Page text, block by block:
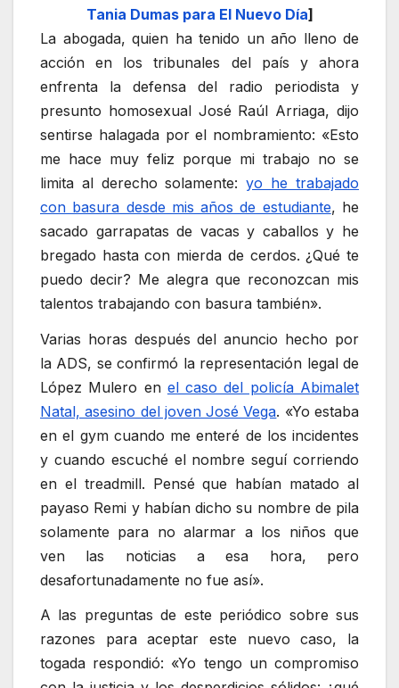
Tania Dumas para El Nuevo Día]
La abogada, quien ha tenido un año lleno de
acción en los tribunales del país y ahora
enfrenta la defensa del radio periodista y
presunto homosexual José Raúl Arriaga, dijo
sentirse halagada por el nombramiento: «Esto
me hace muy feliz porque mi trabajo no se
limita al derecho solamente:yo he trabajado
con basura desde mis años de estudiante, he
sacado garrapatas de vacas y caballos y he
bregado hasta con mierda de cerdos. ¿Qué te
puedo decir? Me alegra que reconozcan mis
talentos trabajando con basura también».
Varias horas después del anuncio hecho por
la ADS, se confirmó la representación legal de
López Mulero en el caso del policía Abimalet
Natal, asesino del joven José Vega. «Yo estaba
en el gym cuando me enteré de los incidentes
y cuando escuché el nombre seguí corriendo
en el treadmill. Pensé que habían matado al
payaso Remi y habían dicho su nombre de pila
solamente para no alarmar a los niños que
ven las noticias a esa hora, pero
desafortunadamente no fue así».
A las preguntas de este periódico sobre sus
razones para aceptar este nuevo caso, la
togada respondió: «Yo tengo un compromiso